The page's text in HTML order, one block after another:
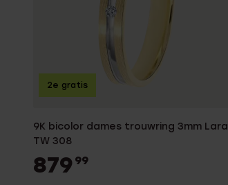
9K bicolor dames trouwring 3mm Lara
TW 308
879 99
2e gratis